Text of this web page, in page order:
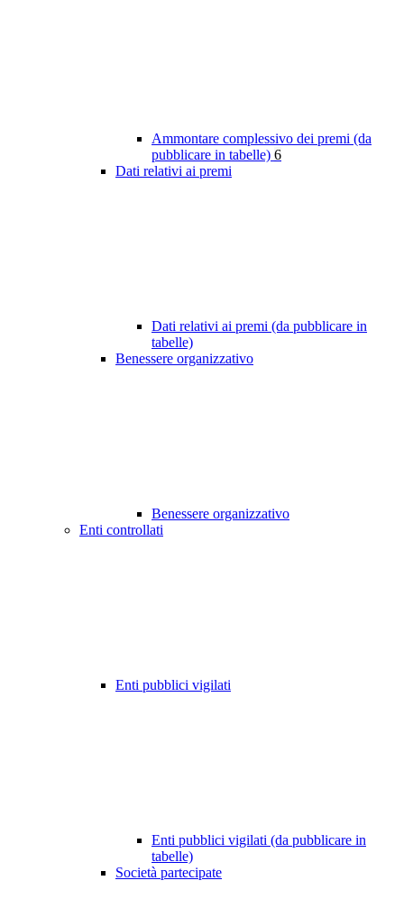
Ammontare complessivo dei premi (da
pubblicare in tabelle) 6
Dati relativi ai premi
Dati relativi ai premi (da pubblicare in
tabelle)
Benessere organizzativo
Benessere organizzativo
Enti controllati
Enti pubblici vigilati
Enti pubblici vigilati (da pubblicare in
tabelle)
Società partecipate